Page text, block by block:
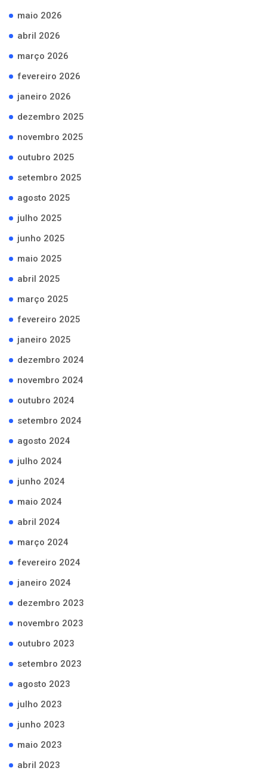
maio 2026
abril 2026
março 2026
fevereiro 2026
janeiro 2026
dezembro 2025
novembro 2025
outubro 2025
setembro 2025
agosto 2025
julho 2025
junho 2025
maio 2025
abril 2025
março 2025
fevereiro 2025
janeiro 2025
dezembro 2024
novembro 2024
outubro 2024
setembro 2024
agosto 2024
julho 2024
junho 2024
maio 2024
abril 2024
março 2024
fevereiro 2024
janeiro 2024
dezembro 2023
novembro 2023
outubro 2023
setembro 2023
agosto 2023
julho 2023
junho 2023
maio 2023
abril 2023